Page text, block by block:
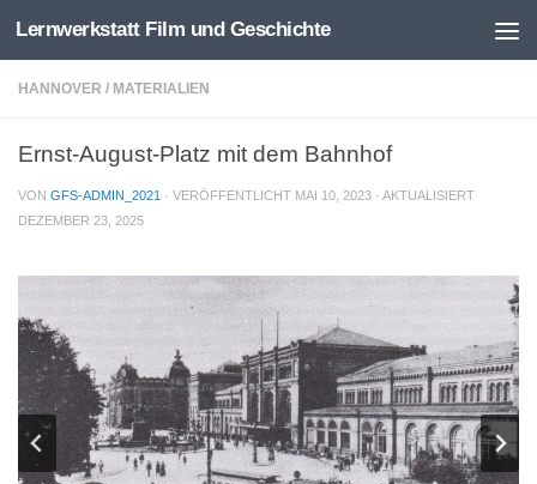
Zum Inhalt springen
Lernwerkstatt Film und Geschichte
HANNOVER / MATERIALIEN
Ernst-August-Platz mit dem Bahnhof
VON GFS-ADMIN_2021 · VERÖFFENTLICHT MAI 10, 2023 · AKTUALISIERT
DEZEMBER 23, 2025